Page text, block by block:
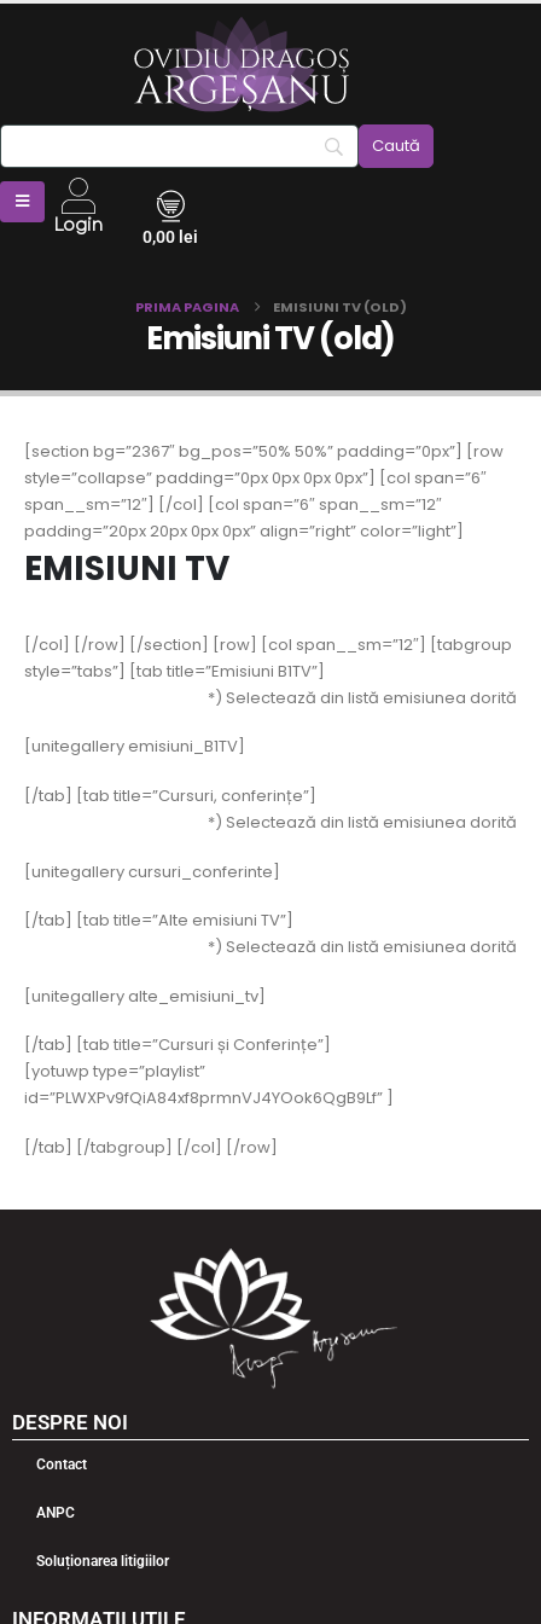
Login 0,00 lei
PRIMA PAGINA EMISIUNI TV (OLD)
Emisiuni TV (old)
[section bg=”2367″ bg_pos=”50% 50%” padding=”0px”] [row
style=”collapse” padding=”0px 0px 0px 0px”] [col span=”6″
span__sm=”12″] [/col] [col span=”6″ span__sm=”12″
padding=”20px 20px 0px 0px” align=”right” color=”light”]
EMISIUNI TV
[/col] [/row] [/section] [row] [col span__sm=”12″] [tabgroup
style=”tabs”] [tab title=”Emisiuni B1TV”]
*) Selectează din listă emisiunea dorită
[unitegallery emisiuni_B1TV]
[/tab] [tab title=”Cursuri, conferințe”]
*) Selectează din listă emisiunea dorită
[unitegallery cursuri_conferinte]
[/tab] [tab title=”Alte emisiuni TV”]
*) Selectează din listă emisiunea dorită
[unitegallery alte_emisiuni_tv]
[/tab] [tab title=”Cursuri și Conferințe”]
[yotuwp type=”playlist”
id=”PLWXPv9fQiA84xf8prmnVJ4YOok6QgB9Lf” ]
[/tab] [/tabgroup] [/col] [/row]
DESPRE NOI
Contact
ANPC
Soluționarea litigiilor
INFORMAȚII UTILE